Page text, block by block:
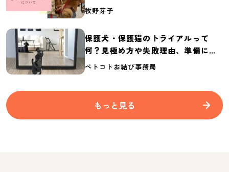
介
牧野芽子
保護犬・保護猫のトライアルって
何？見極め方や失敗理由、準備に必
要なものを紹介
ペトコトお結び事務局
もっと見る